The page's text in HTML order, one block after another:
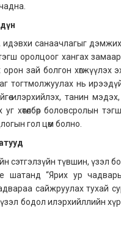
идэвхи санаачлагыг
оролцоог хангах
орон зай болгон
тогтмолжуулах нь
илэрхийлэх, танин
хөтөлбөр боловсролын
гол цөм болно.
сэтгэлзүйн түвшин, үзэл
шатанд “Ярих ур
сайжруулах тухай
үзэл бодол илэрхийллийн